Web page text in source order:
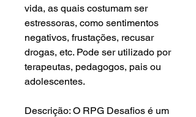
vida, as quais costumam ser
estressoras, como sentimentos
negativos, frustações, recusar
drogas, etc. Pode ser utilizado por
terapeutas, pedagogos, pais ou
adolescentes.
Descrição: O RPG Desafios é um